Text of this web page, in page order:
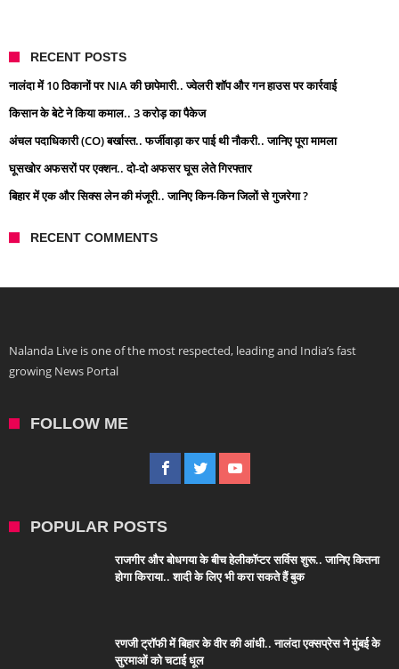
RECENT POSTS
नालंदा में 10 ठिकानों पर NIA की छापेमारी.. ज्वेलरी शॉप और गन हाउस पर कार्रवाई
किसान के बेटे ने किया कमाल.. 3 करोड़ का पैकेज
अंचल पदाधिकारी (CO) बर्खास्त.. फर्जीवाड़ा कर पाई थी नौकरी.. जानिए पूरा मामला
घूसखोर अफसरों पर एक्शन.. दो-दो अफसर घूस लेते गिरफ्तार
बिहार में एक और सिक्स लेन की मंजूरी.. जानिए किन-किन जिलों से गुजरेगा ?
RECENT COMMENTS
Nalanda Live is one of the most respected, leading and India’s fast
growing News Portal
FOLLOW ME
POPULAR POSTS
राजगीर और बोधगया के बीच हेलीकॉप्टर सर्विस शुरू.. जानिए कितना
होगा किराया.. शादी के लिए भी करा सकते हैं बुक
रणजी ट्रॉफी में बिहार के वीर की आंधी.. नालंदा एक्सप्रेस ने मुंबई के
सुरमाओं को चटाई धूल